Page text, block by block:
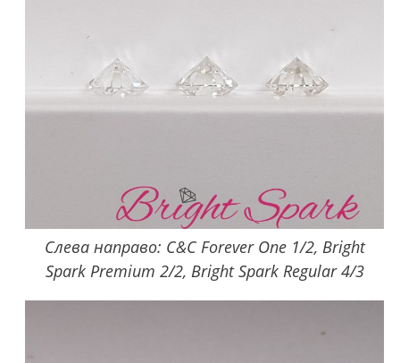
Слева направо: C&C Forever One 1/2, Bright
Spark Premium 2/2, Bright Spark Regular 4/3